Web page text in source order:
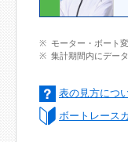
モーター・ボート
集計期間内にデー
表の見方につ
ボートレース